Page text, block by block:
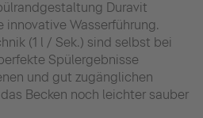
Duravit
innovative Wasserführung.
(1 l / Sek.) sind selbst bei
Spülergebnisse
und gut zugänglichen
Becken noch leichter sauber